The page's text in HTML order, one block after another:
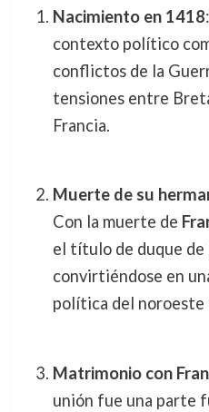
Nacimiento en 1418
contexto político
conflictos de la
tensiones entre
Francia.
Muerte de su
Con la muerte de
el título de duque de
convirtiéndose en
política del noroeste
Matrimonio con
unión fue una parte